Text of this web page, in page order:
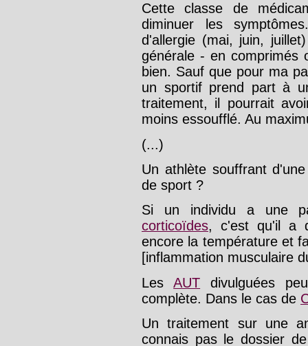
Cette classe de
diminuer les
d'allergie (mai, juin,
générale - en comprimés
bien. Sauf que pour ma
un sportif prend part à
traitement, il pourrait
moins essoufflé. Au
(...)
Un athlète souffrant
de sport ?
Si un individu a une
corticoïdes, c'est qu'il a
encore la température et
[inflammation musculaire
LesAUT divulguées
complète. Dans le cas de
Un traitement sur une
connais pas le dossier